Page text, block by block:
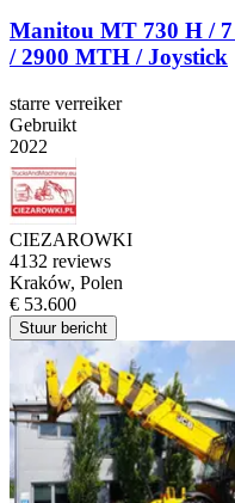
Manitou MT 730 H / 7
/ 2900 MTH / Joystick
starre verreiker
Gebruikt
2022
CIEZAROWKI
4132 reviews
Kraków, Polen
€ 53.600
Stuur bericht